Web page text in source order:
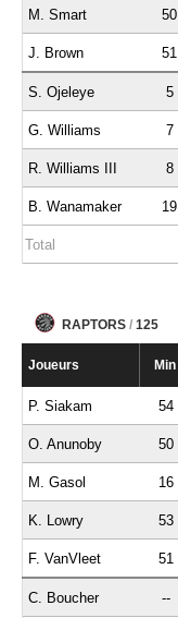
M. Smart 50
J. Brown 51
S. Ojeleye 5
G. Williams 7
R. Williams III 8
B. Wanamaker 19
Total
RAPTORS / 125
Joueurs Min
P. Siakam 54
O. Anunoby 50
M. Gasol 16
K. Lowry 53
F. VanVleet 51
C. Boucher --